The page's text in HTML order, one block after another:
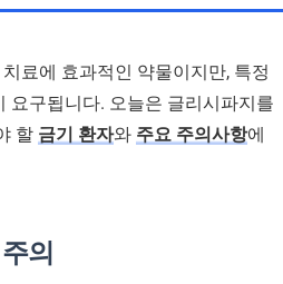
료에 효과적인 약물이지만, 특정
요구됩니다. 오늘은 글리시파지를
할 금기 환자와 주요 주의사항에
의